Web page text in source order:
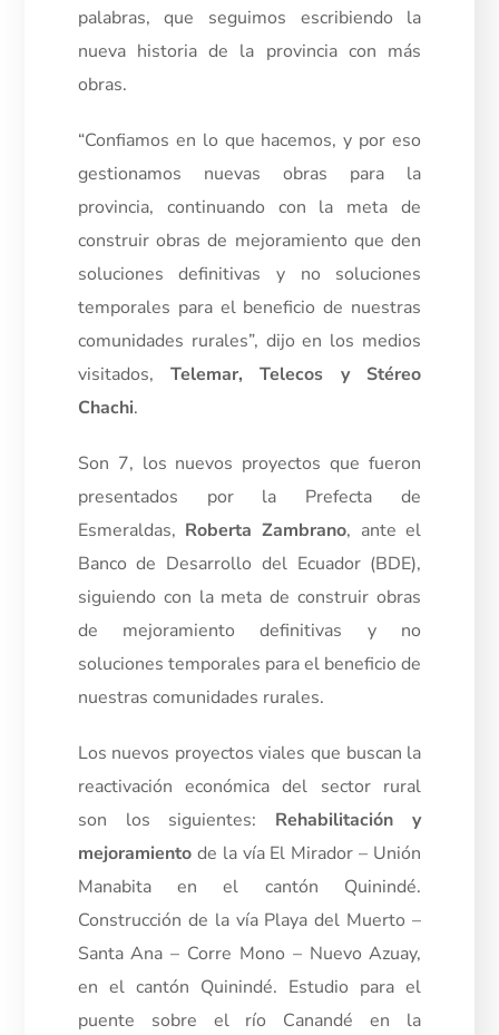
palabras, que seguimos escribiendo la
nueva historia de la provincia con más
obras.
“Confiamos en lo que hacemos, y por eso
gestionamos nuevas obras para la
provincia, continuando con la meta de
construir obras de mejoramiento que den
soluciones definitivas y no soluciones
temporales para el beneficio de nuestras
comunidades rurales”, dijo en los medios
visitados,Telemar, Telecos y Stéreo
Chachi.
Son 7, los nuevos proyectos que fueron
presentados por la Prefecta de
Esmeraldas, Roberta Zambrano, ante el
Banco de Desarrollo del Ecuador (BDE),
siguiendo con la meta de construir obras
de mejoramiento definitivas y no
soluciones temporales para el beneficio de
nuestras comunidades rurales.
Los nuevos proyectos viales que buscan la
reactivación económica del sector rural
son los siguientes: Rehabilitación y
mejoramientode la vía El Mirador – Unión
Manabita en el cantón Quinindé.
Construcción de la vía Playa del Muerto –
Santa Ana – Corre Mono – Nuevo Azuay,
en el cantón Quinindé. Estudio para el
puente sobre el río Canandé en la